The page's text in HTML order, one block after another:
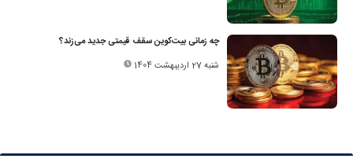
چه زمانی بیت‌کوین سقف قیمتی جدید می‌زند؟
شنبه 27 اردیبهشت 1404